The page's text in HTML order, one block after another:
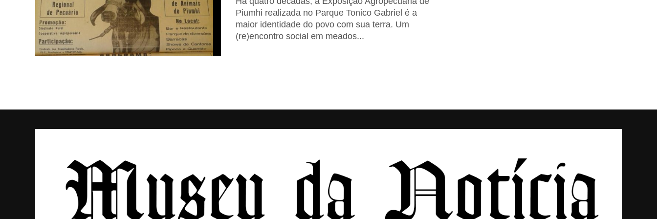
Piumhi realizada no Parque Tonico Gabriel é a
maior identidade do povo com sua terra. Um
(re)encontro social em meados...